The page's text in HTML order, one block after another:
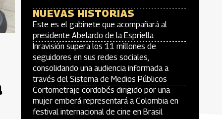
NUEVAS HISTORIAS
Este es el gabinete que acompañará al
presidente Abelardo de la Espriella
Inravisión supera los 11 millones de
seguidores en sus redes sociales,
consolidando una audiencia informada a
través del Sistema de Medios Públicos
Cortometraje cordobés dirigido por una
mujer emberá representará a Colombia en
festival internacional de cine en Brasil